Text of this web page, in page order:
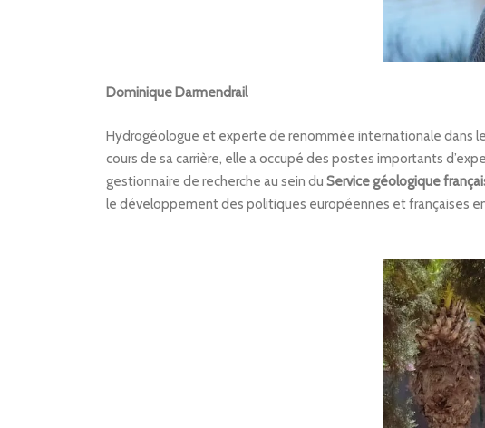
Dominique Darmendrail
Hydrogéologue et experte de renommée internationale dans
cours de sa carrière, elle a occupé des postes importants
gestionnaire de recherche au sein du Service géologique
le développement des politiques européennes et françaises